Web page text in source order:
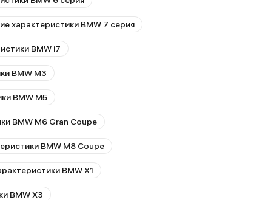
тёплое
ключ с
Если хочется экстрима, можно вдавить
(бензиновый и электрический), что в сумме
характеристики BMW 7 серия
BMW i7
BMW M3
BMW M5
BMW M6 Gran Coupe
BMW M8 Coupe
BMW X1
BMW X3